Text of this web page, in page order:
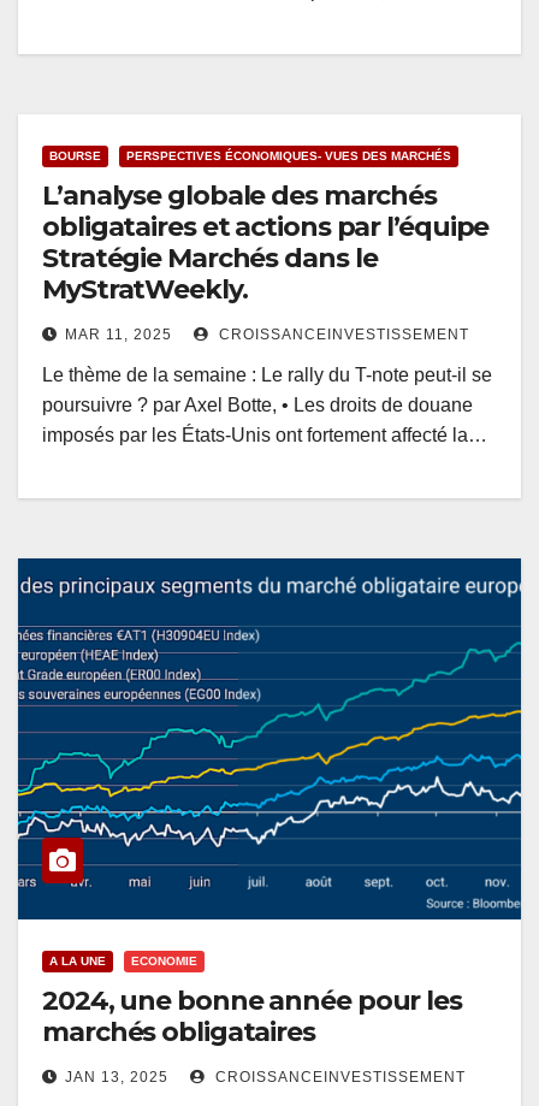
BOURSE PERSPECTIVES ÉCONOMIQUES- VUES DES MARCHÉS
L’analyse globale des marchés
obligataires et actions par l’équipe
Stratégie Marchés dans le
MyStratWeekly.
MAR 11, 2025 CROISSANCEINVESTISSEMENT
Le thème de la semaine : Le rally du T-note peut-il se
poursuivre ? par Axel Botte, • Les droits de douane
imposés par les États-Unis ont fortement affecté la…
A LA UNE ECONOMIE
2024, une bonne année pour les
marchés obligataires
JAN 13, 2025 CROISSANCEINVESTISSEMENT